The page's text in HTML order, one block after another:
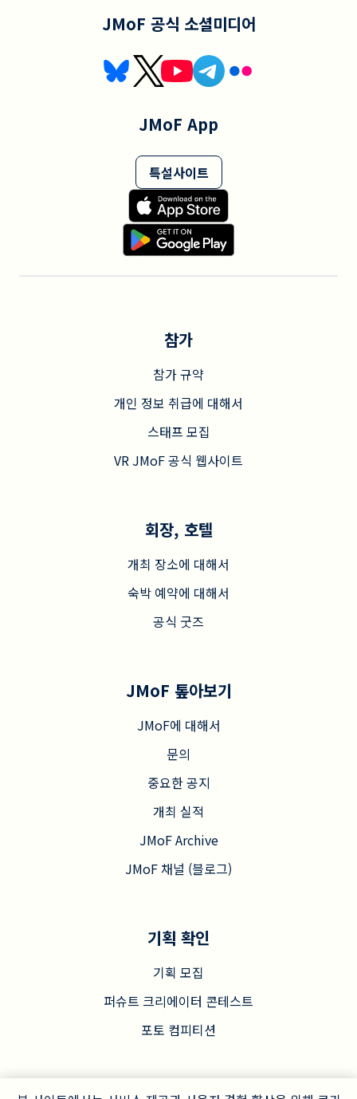
JMoF 공식 소셜미디어
JMoF App
특설사이트
참가
참가 규약
개인 정보 취급에 대해서
스태프 모집
VR JMoF 공식 웹사이트
회장, 호텔
개최 장소에 대해서
숙박 예약에 대해서
공식 굿즈
JMoF 톺아보기
JMoF에 대해서
문의
중요한 공지
개최 실적
JMoF Archive
JMoF 채널 (블로그)
기획 확인
기획 모집
퍼슈트 크리에이터 콘테스트
포토 컴피티션